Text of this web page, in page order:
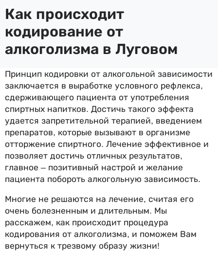
Как происходит
кодирование от
алкоголизма в Луговом
Принцип кодировки от алкогольной зависимости
заключается в выработке условного рефлекса,
сдерживающего пациента от употребления
спиртных напитков. Достичь такого эффекта
удается запретительной терапией, введением
препаратов, которые вызывают в организме
отторжение спиртного. Лечение эффективное и
позволяет достичь отличных результатов,
главное – позитивный настрой и желание
пациента побороть алкогольную зависимость.
Многие не решаются на лечение, считая его
очень болезненным и длительным. Мы
расскажем, как происходит процедура
кодирования от алкоголизма, и поможем Вам
вернуться к трезвому образу жизни!